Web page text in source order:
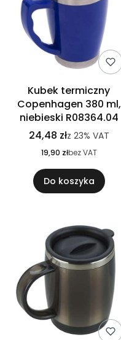
Kubek termiczny
Copenhagen 380 ml,
niebieski R08364.04
24,48 złz 23% VAT
19,90 złbez VAT
Do koszyka